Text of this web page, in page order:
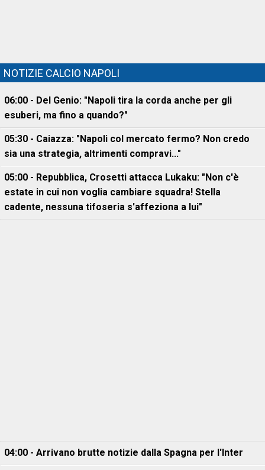
NOTIZIE CALCIO NAPOLI
06:00 - Del Genio: "Napoli tira la corda anche per gli
esuberi, ma fino a quando?"
05:30 - Caiazza: "Napoli col mercato fermo? Non credo
sia una strategia, altrimenti compravi..."
05:00 - Repubblica, Crosetti attacca Lukaku: "Non c'è
estate in cui non voglia cambiare squadra! Stella
cadente, nessuna tifoseria s'affeziona a lui"
04:00 - Arrivano brutte notizie dalla Spagna per l'Inter